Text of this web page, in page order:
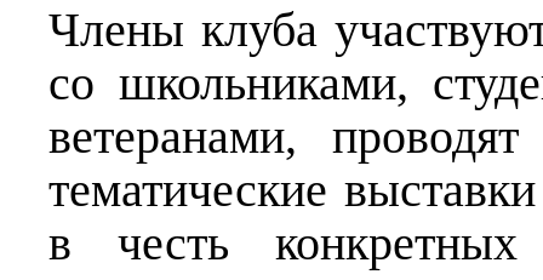
Члены клуба
со школьниками,
ветеранами,
тематические
в честь